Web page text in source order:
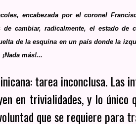
encabezada por el coronel
de cambiar, radicalmente, el estado de
de la esquina en un país donde la
más!...
tarea inconclusa. Las
en trivialidades, y lo único
que se requiere para